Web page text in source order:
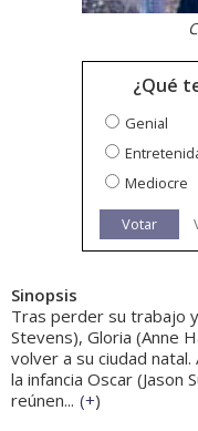
¿Qué
Genial
Mediocre
Votar
Sinopsis
Tras perder su trabajo
Stevens), Gloria (Anne
volver a su ciudad
la infancia Oscar (Jason
reúnen... (+)